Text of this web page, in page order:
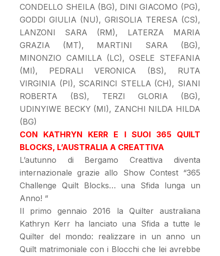
CONDELLO SHEILA (BG), DINI GIACOMO (PG),
GODDI GIULIA (NU), GRISOLIA TERESA (CS),
LANZONI SARA (RM), LATERZA MARIA
GRAZIA (MT), MARTINI SARA (BG),
MINONZIO CAMILLA (LC), OSELE STEFANIA
(MI), PEDRALI VERONICA (BS), RUTA
VIRGINIA (PI), SCARINCI STELLA (CH), SIANI
ROBERTA (BS), TERZI GLORIA (BG),
UDINYIWE BECKY (MI), ZANCHI NILDA HILDA
(BG)
CON KATHRYN KERR E I SUOI 365 QUILT
BLOCKS, L’AUSTRALIA A CREATTIVA
L’autunno di Bergamo Creattiva diventa
internazionale grazie allo Show Contest “365
Challenge Quilt Blocks… una Sfida lunga un
Anno! “
Il primo gennaio 2016 la Quilter australiana
Kathryn Kerr ha lanciato una Sfida a tutte le
Quilter del mondo: realizzare in un anno un
Quilt matrimoniale con i Blocchi che lei avrebbe